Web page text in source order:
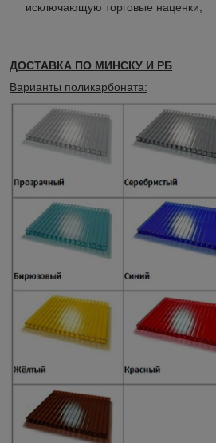
исключающую торговые наценки;
ДОСТАВКА ПО МИНСКУ И РБ
Варианты поликарбоната: